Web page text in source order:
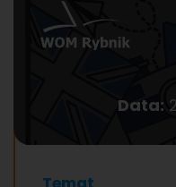
Data: